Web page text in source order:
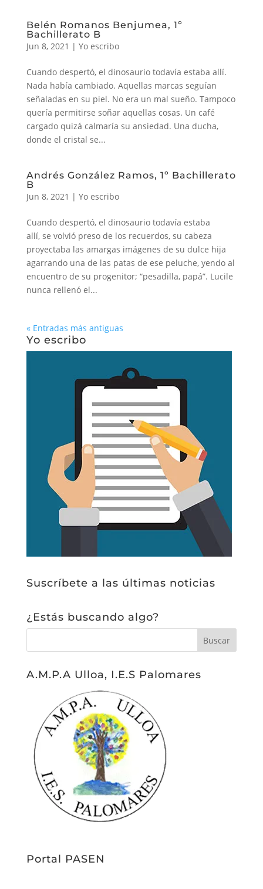
Belén Romanos Benjumea, 1º
Bachillerato B
Jun 8, 2021 | Yo escribo
Cuando despertó, el dinosaurio todavía estaba allí.
Nada había cambiado. Aquellas marcas seguían
señaladas en su piel. No era un mal sueño. Tampoco
quería permitirse soñar aquellas cosas. Un café
cargado quizá calmaría su ansiedad. Una ducha,
donde el cristal se...
Andrés González Ramos, 1º Bachillerato
B
Jun 8, 2021 | Yo escribo
Cuando despertó, el dinosaurio todavía estaba
allí, se volvió preso de los recuerdos, su cabeza
proyectaba las amargas imágenes de su dulce hija
agarrando una de las patas de ese peluche, yendo al
encuentro de su progenitor; “pesadilla, papá”. Lucile
nunca rellenó el...
« Entradas más antiguas
Yo escribo
Suscríbete a las últimas noticias
¿Estás buscando algo?
A.M.P.A Ulloa, I.E.S Palomares
Portal PASEN